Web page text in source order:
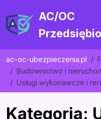
AC/OC
ac-oc-ubezpieczenia.pl
Budownictwo i
Usługi wykonawcze i
Kategoria: